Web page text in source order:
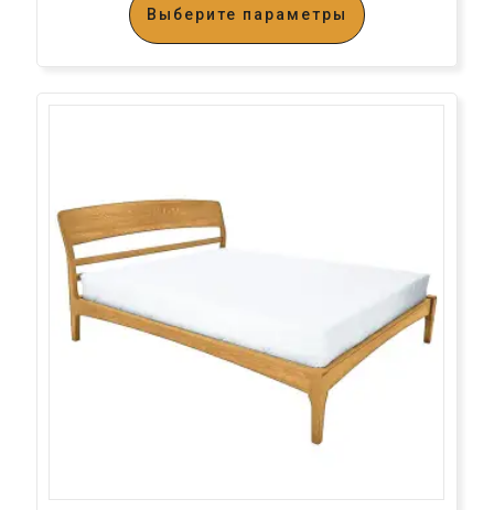
Выберите параметры